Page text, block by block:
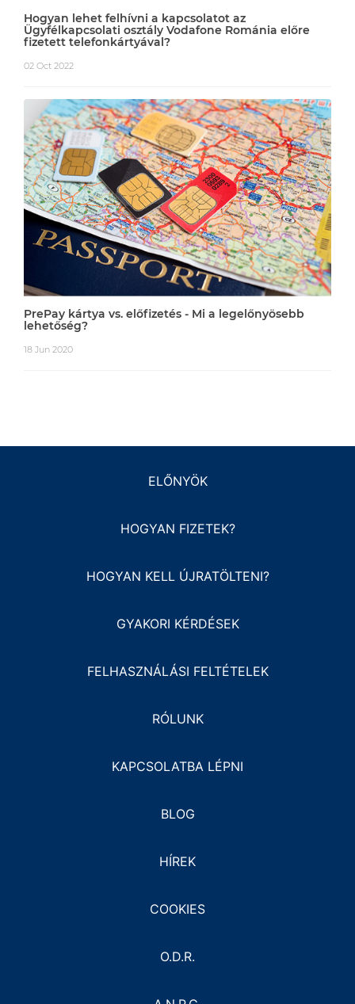
Hogyan lehet felhívni a kapcsolatot az
Ügyfélkapcsolati osztály Vodafone Románia előre
fizetett telefonkártyával?
02 Oct 2022
PrePay kártya vs. előfizetés - Mi a legelőnyösebb
lehetőség?
18 Jun 2020
ELŐNYÖK
HOGYAN FIZETEK?
HOGYAN KELL ÚJRATÖLTENI?
GYAKORI KÉRDÉSEK
FELHASZNÁLÁSI FELTÉTELEK
RÓLUNK
KAPCSOLATBA LÉPNI
BLOG
HÍREK
COOKIES
O.D.R.